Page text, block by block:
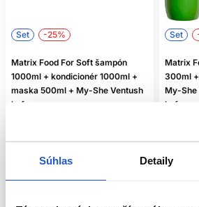
Súhlas Detaily
preferuje ľahké vlny, výraznú
starostlivosť.
Nie každý produkt označený pre
čo husté špirály potrebujú viac
uprednostnite univerzálnejšiu
dvojicu pred veľmi
DARČEK
NIE
Set -25%
Matrix Food For Soft šampón
1000ml + kondicionér 1000ml +
maska 500ml + My-She Ventush
kefa
Matrix Food For Soft
96.30 €
71.90 €
Kúpiť
Skladom ㅤ
Set
Matrix
300ml
My-She
kefa
Matrix
25.50 €